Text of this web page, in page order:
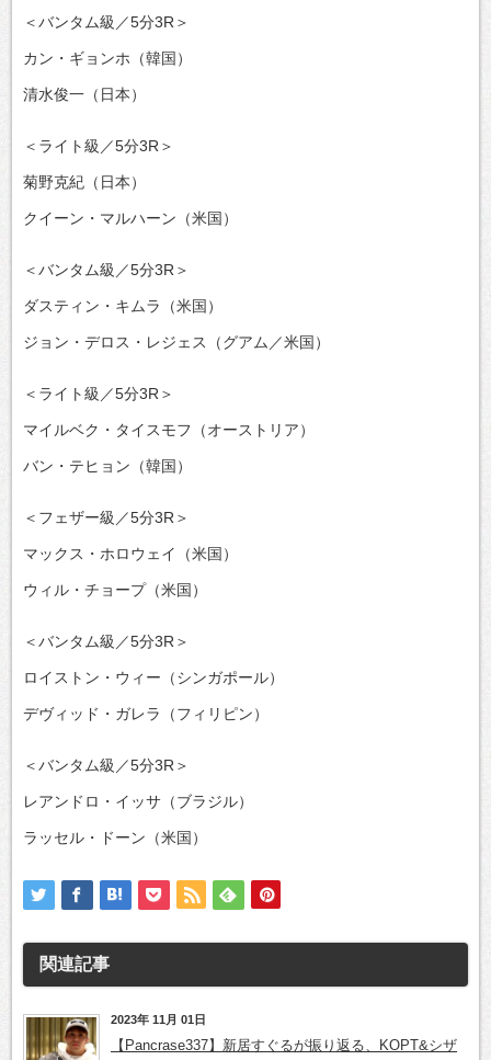
＜バンタム級／5分3R＞
カン・ギョンホ（韓国）
清水俊一（日本）
＜ライト級／5分3R＞
菊野克紀（日本）
クイーン・マルハーン（米国）
＜バンタム級／5分3R＞
ダスティン・キムラ（米国）
ジョン・デロス・レジェス（グアム／米国）
＜ライト級／5分3R＞
マイルベク・タイスモフ（オーストリア）
バン・テヒョン（韓国）
＜フェザー級／5分3R＞
マックス・ホロウェイ（米国）
ウィル・チョープ（米国）
＜バンタム級／5分3R＞
ロイストン・ウィー（シンガポール）
デヴィッド・ガレラ（フィリピン）
＜バンタム級／5分3R＞
レアンドロ・イッサ（ブラジル）
ラッセル・ドーン（米国）
関連記事
2023年 11月 01日
【Pancrase337】新居すぐるが振り返る、KOPT&シザ